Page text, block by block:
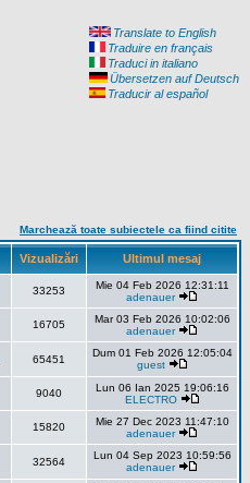
Translate to English
Traduire en français
Traduci in italiano
Übersetzen auf Deutsch
Traducir al español
Marchează toate subiectele ca fiind citite
Vizualizări Ultimul mesaj
33253
Mie 04 Feb 2026 12:31:11
adenauer
16705
Mar 03 Feb 2026 10:02:06
adenauer
65451
Dum 01 Feb 2026 12:05:04
guest
9040
Lun 06 Ian 2025 19:06:16
ELECTRO
15820
Mie 27 Dec 2023 11:47:10
adenauer
32564
Lun 04 Sep 2023 10:59:56
adenauer